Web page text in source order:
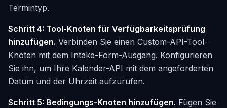
Termintyp.
Schritt 4: Tool-Knoten für Verfügbarkeitsprüfung
hinzufügen. Verbinden Sie einen Custom-API-Tool-
Knoten mit dem Intake-Form-Ausgang. Konfigurieren
Sie ihn, um Ihre Kalender-API mit dem angeforderten
Datum und der Uhrzeit aufzurufen.
Schritt 5: Bedingungs-Knoten hinzufügen. Fügen Sie